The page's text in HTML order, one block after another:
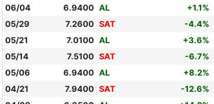
06/04
6.9400 AL +1.1%
05/29
7.2600 SAT -4.4%
05/21
7.0100 AL +3.6%
05/14
7.5100 SAT -6.7%
05/06
6.9400 AL +8.2%
04/21
7.9400 SAT -12.6%